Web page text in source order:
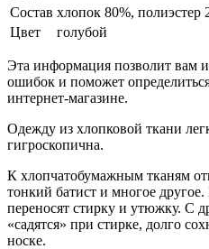
Состав хлопок 80%, полиэстер
Цвет
голубой
Эта информация позволит вам
ошибок и поможет
интернет-магазине.
Одежду из хлопковой ткани
гигроскопична.
К хлопчатобумажным тканям
тонкий батист и многое
переносят стирку и утюжку. С
«садятся» при стирке, долго
носке.